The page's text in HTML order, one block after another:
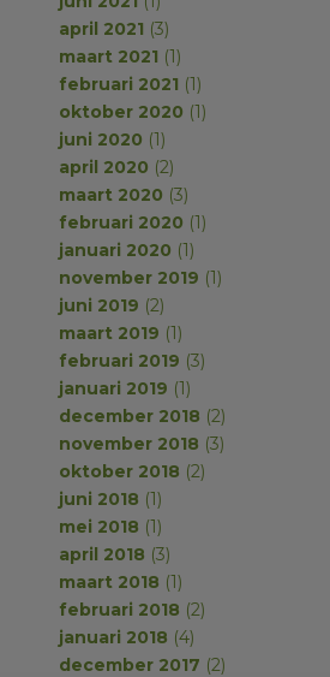
april 2021 (3)
maart 2021 (1)
februari 2021 (1)
oktober 2020 (1)
juni 2020 (1)
april 2020 (2)
maart 2020 (3)
februari 2020 (1)
januari 2020 (1)
november 2019 (1)
juni 2019 (2)
maart 2019 (1)
februari 2019 (3)
januari 2019 (1)
december 2018 (2)
november 2018 (3)
oktober 2018 (2)
juni 2018 (1)
mei 2018 (1)
april 2018 (3)
maart 2018 (1)
februari 2018 (2)
januari 2018 (4)
december 2017 (2)